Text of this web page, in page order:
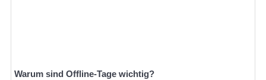
Warum sind Offline-Tage wichtig?